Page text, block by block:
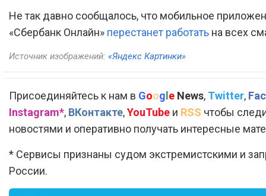
Не так давно сообщалось, что мобильное
«Сбербанк Онлайн» перестанет работать на всех
Источник изображений: «Яндекс Картинки»
Присоединяйтесь к нам в Google News, Twitter,
Instagram*, ВКонтакте,YouTube и RSS чтобы
новостями и оперативно получать интересные
* Сервисы признаны судом экстремистскими и
России.